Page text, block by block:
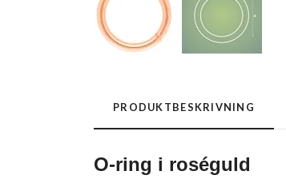
PRODUKTBESKRIVNING
O-ring i roséguld